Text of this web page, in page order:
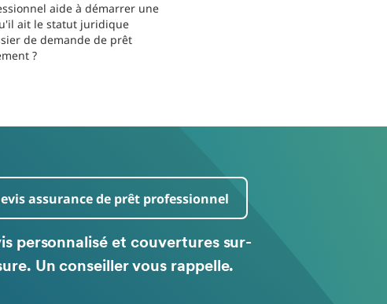
aide à démarrer une
ait le statut juridique
de demande de prêt
?
assurance de prêt professionnel
personnalisé et couvertures sur-
Un conseiller vous rappelle.